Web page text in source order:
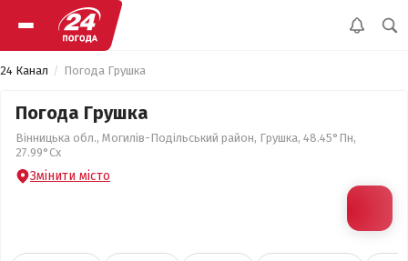
24 Канал Погода Грушка
Погода Грушка
Вінницька обл., Могилів-Подільський район, Грушка, 48.45°Пн,
27.99°Сх
Змінити місто